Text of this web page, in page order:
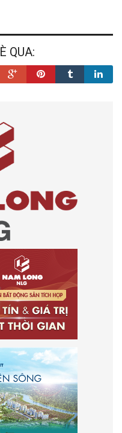
vàng trị giá ...